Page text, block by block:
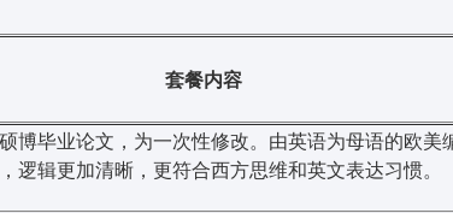
套餐内容
博毕业论文，为一次性修改。由英语为母语的欧美
逻辑更加清晰，更符合西方思维和英文表达习惯。